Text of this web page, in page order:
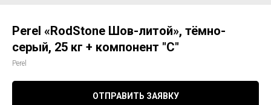
Perel «RodStone Шов-литой», тёмно-
серый, 25 кг + компонент "C"
Perel
ОТПРАВИТЬ ЗАЯВКУ